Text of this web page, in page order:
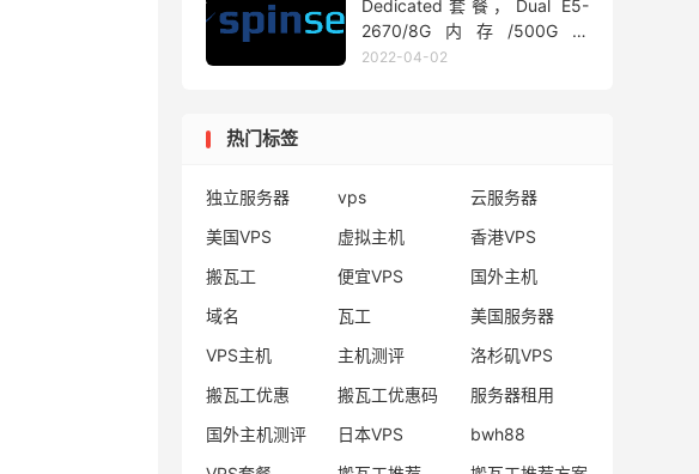
Dedicated套餐，Dual E5-
2670/8G内存/500G存
储/10TB月流量可选圣何塞/达
2022-04-02
热门标签
独立服务器 vps
云服务器
美国VPS
虚拟主机
香港VPS
搬瓦工
便宜VPS
国外主机
域名
瓦工
美国服务器
VPS主机
主机测评
洛杉矶VPS
搬瓦工优惠
搬瓦工优惠码
服务器租用
国外主机测评
日本VPS
bwh88